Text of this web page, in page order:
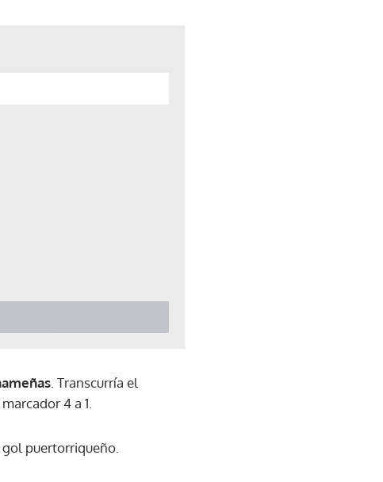
. Transcurría el
4 a 1.
puertorriqueño.